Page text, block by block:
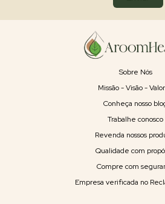
Sobre Nós
Missão - Visão -
Conheça nosso
Trabalhe conosco
Revenda nossos
Qualidade com
Compre com
Empresa verificada no